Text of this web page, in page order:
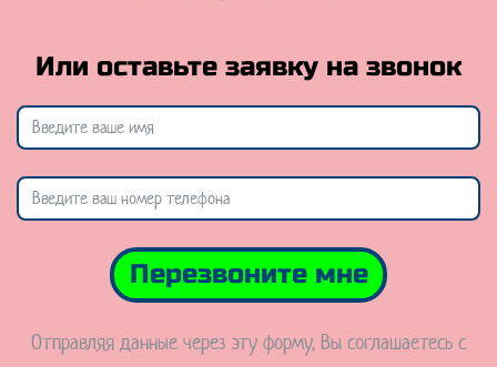
Или оставьте заявку на звонок
Перезвоните мне
Отправляя данные через эту форму, Вы соглашаетесь с